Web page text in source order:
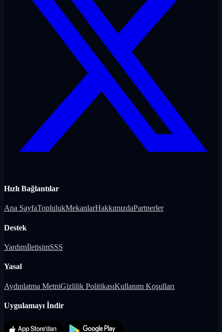
Hızlı Bağlantılar
Ana SayfaToplulukMekanlarHakkımızdaPartnerler
Destek
YardımİletişimSSS
Yasal
Aydınlatma MetniGizlilik PolitikasıKullanım Koşulları
Uygulamayı İndir